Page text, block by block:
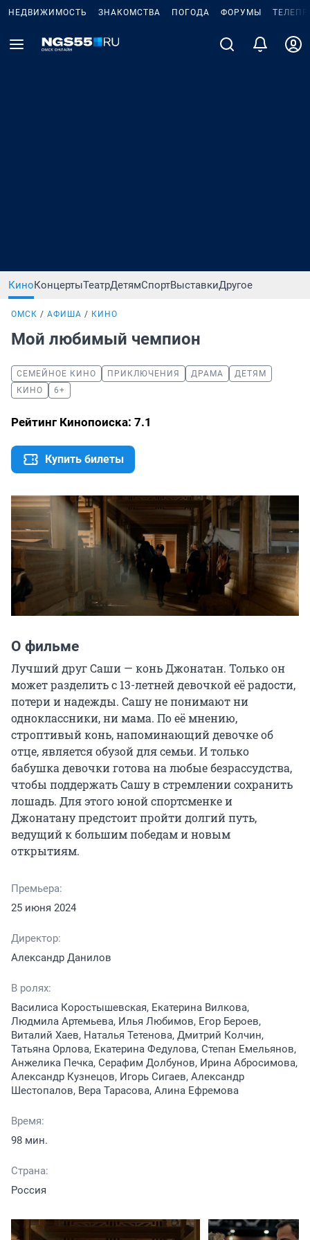
НЕДВИЖИМОСТЬ ЗНАКОМСТВА ПОГОДА ФОРУМЫ
КиноКонцертыТеатрДетямСпортВыставкиДругое
ОМСК АФИША КИНО
Мой любимый чемпион
СЕМЕЙНОЕ КИНО ПРИКЛЮЧЕНИЯ ДРАМА
ДЕТЯМ
КИНО
6+
Рейтинг Кинопоиска: 7.1
Купить билеты
О фильме
Лучший друг Саши — конь Джонатан. Только он
может разделить с 13-летней девочкой её радости,
потери и надежды. Сашу не понимают ни
одноклассники, ни мама. По её мнению,
строптивый конь, напоминающий девочке об
отце, является обузой для семьи. И только
бабушка девочки готова на любые безрассудства,
чтобы поддержать Сашу в стремлении сохранить
лошадь. Для этого юной спортсменке и
Джонатану предстоит пройти долгий путь,
ведущий к большим победам и новым
открытиям.
Премьера:
25 июня 2024
Директор:
Александр Данилов
В ролях:
Василиса Коростышевская, Екатерина Вилкова,
Людмила Артемьева, Илья Любимов, Егор Бероев,
Виталий Хаев, Наталья Тетенова, Дмитрий Колчин,
Татьяна Орлова, Екатерина Федулова, Степан Емельянов,
Анжелика Печка, Серафим Долбунов, Ирина Абросимова,
Александр Кузнецов, Игорь Сигаев, Александр
Шестопалов, Вера Тарасова, Алина Ефремова
Время:
98 мин.
Страна:
Россия